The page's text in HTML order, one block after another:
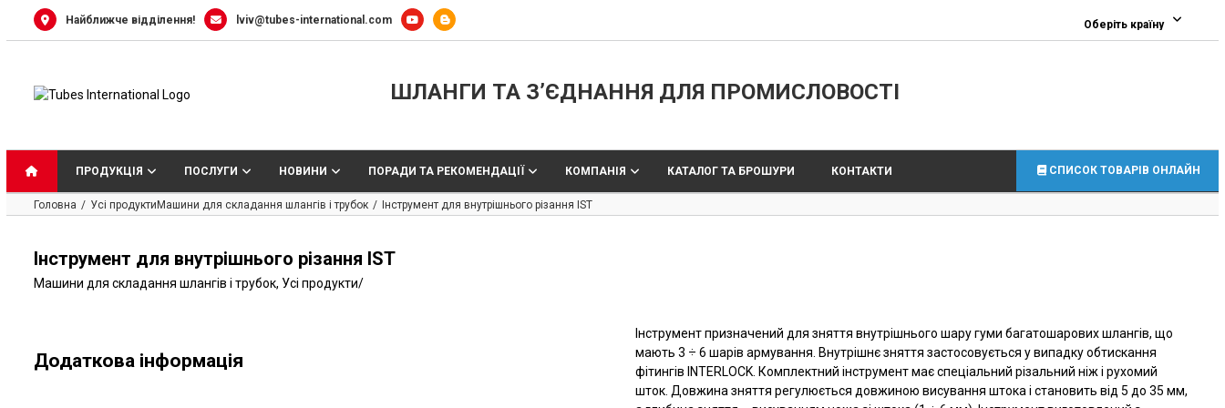
Найближче відділення! lviv@tubes-international.com Оберіть країну
ШЛАНГИ ТА З’ЄДНАННЯ ДЛЯ ПРОМИСЛОВОСТІ
ПРОДУКЦІЯ ПОСЛУГИ НОВИНИ ПОРАДИ ТА РЕКОМЕНДАЦІЇ КОМПАНІЯ КАТАЛОГ ТА БРОШУРИ КОНТАКТИ СПИСОК ТОВАРІВ ОНЛАЙН
Головна Усі продуктиМашини для складання шлангів і трубок Інструмент для внутрішнього різання IST
Інструмент для внутрішнього різання IST
Машини для складання шлангів і трубок, Усі продукти/
Додаткова інформація
Інструмент призначений для зняття внутрішнього шару гуми багатошарових шлангів, що
мають 3 ÷ 6 шарів армування. Внутрішнє зняття застосовується у випадку обтискання
фітингів INTERLOCK. Комплектний інструмент має спеціальний різальний ніж і рухомий
шток. Довжина зняття регулюється довжиною висування штока і становить від 5 до 35 мм,